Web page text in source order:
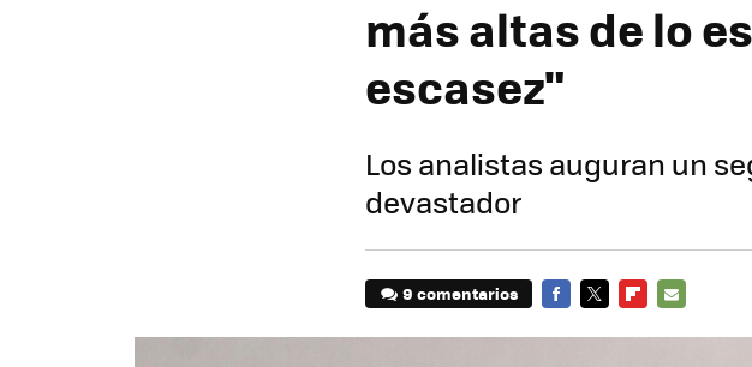
más altas de lo
escasez"
Los analistas auguran un
devastador
9 comentarios